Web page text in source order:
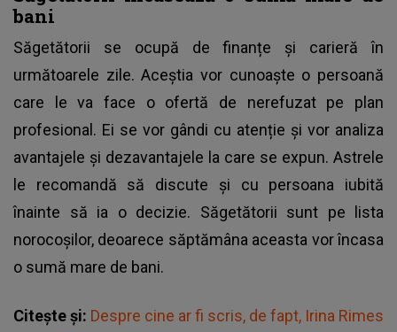
bani
Săgetătorii se ocupă de finanțe și carieră în
următoarele zile. Aceștia vor cunoaște o persoană
care le va face o ofertă de nerefuzat pe plan
profesional. Ei se vor gândi cu atenție și vor analiza
avantajele și dezavantajele la care se expun. Astrele
le recomandă să discute și cu persoana iubită
înainte să ia o decizie. Săgetătorii sunt pe lista
norocoșilor, deoarece săptămâna aceasta vor încasa
o sumă mare de bani.
Citește și: Despre cine ar fi scris, de fapt, Irina Rimes